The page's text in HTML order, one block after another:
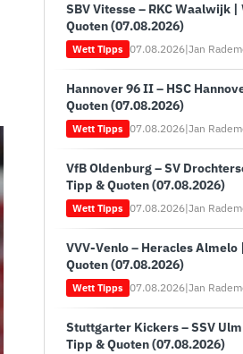
SBV Vitesse – RKC Waalwijk
Quoten (07.08.2026)
Wett Tipps 07.08.2026|Jan
Hannover 96 II – HSC
Quoten (07.08.2026)
Wett Tipps 07.08.2026|Jan
VfB Oldenburg – SV
Tipp & Quoten (07.08.2026)
Wett Tipps 07.08.2026|Jan
VVV-Venlo – Heracles
Quoten (07.08.2026)
Wett Tipps 07.08.2026|Jan
Stuttgarter Kickers – SSV
Tipp & Quoten (07.08.2026)